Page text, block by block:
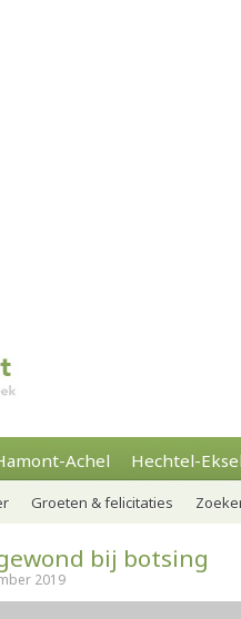
Achel Hechtel-
Groeten & felicitaties
bij botsing
2019